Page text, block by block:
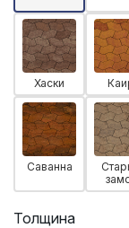
Хаски
Саванна
Толщина